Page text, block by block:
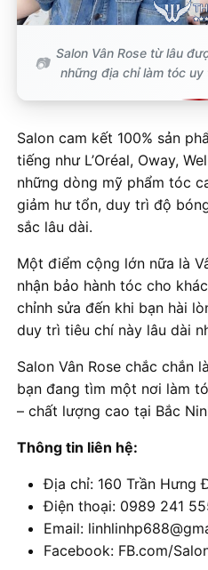
Salon Vân Rose từ lâu
những địa chỉ làm tóc uy
Salon cam kết 100% sản
tiếng như L’Oréal, Oway,
những dòng mỹ phẩm tóc
giảm hư tổn, duy trì độ
sắc lâu dài.
Một điểm cộng lớn nữa là
nhận bảo hành tóc cho
chỉnh sửa đến khi bạn hài
duy trì tiêu chí này lâu dài
Salon Vân Rose chắc chắn
bạn đang tìm một nơi làm
– chất lượng cao tại Bắc
Thông tin liên hệ:
Địa chỉ: 160 Trần Hưng
Điện thoại: 0989 241
Email:
Facebook: FB.com/